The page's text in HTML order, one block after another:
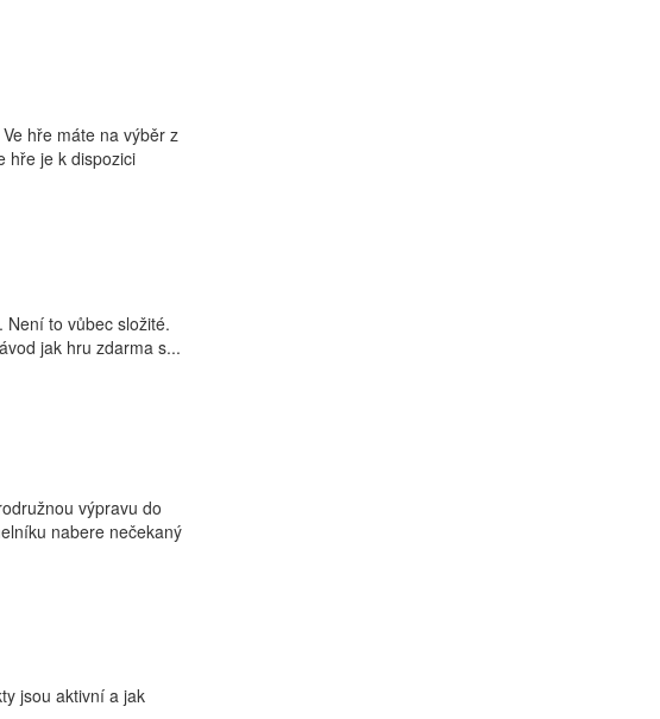
hře máte na výběr z
hře je k dispozici
to vůbec složité.
jak hru zdarma s...
výpravu do
nabere nečekaný
jsou aktivní a jak